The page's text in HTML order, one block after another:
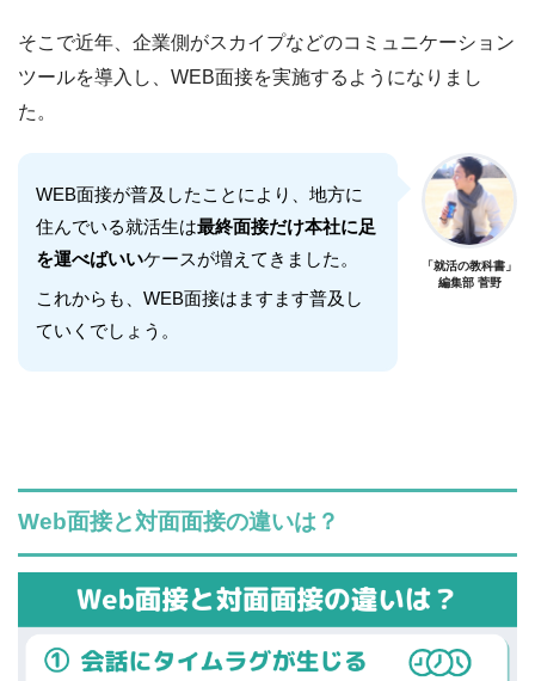
そこで近年、企業側がスカイプなどのコミュニケーション
ツールを導入し、WEB面接を実施するようになりまし
た。
WEB面接が普及したことにより、地方に
住んでいる就活生は最終面接だけ本社に足
を運べばいいケースが増えてきました。
これからも、WEB面接はますます普及し
ていくでしょう。
「就活の教科書」
編集部 菅野
Web面接と対面面接の違いは？